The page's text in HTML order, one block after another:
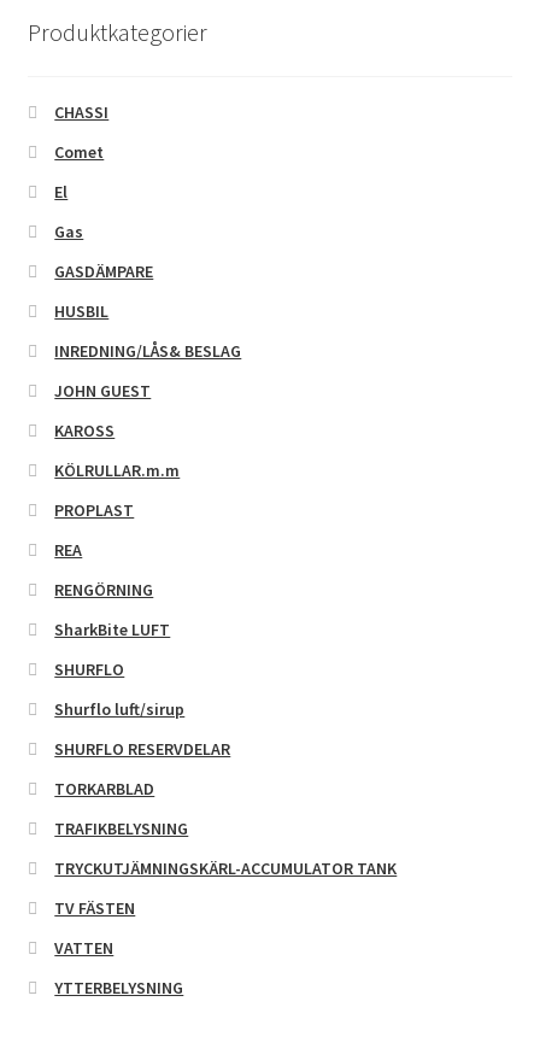
Produktkategorier
CHASSI
Comet
El
Gas
GASDÄMPARE
HUSBIL
INREDNING/LÅS& BESLAG
JOHN GUEST
KAROSS
KÖLRULLAR.m.m
PROPLAST
REA
RENGÖRNING
SharkBite LUFT
SHURFLO
Shurflo luft/sirup
SHURFLO RESERVDELAR
TORKARBLAD
TRAFIKBELYSNING
TRYCKUTJÄMNINGSKÄRL-ACCUMULATOR TANK
TV FÄSTEN
VATTEN
YTTERBELYSNING